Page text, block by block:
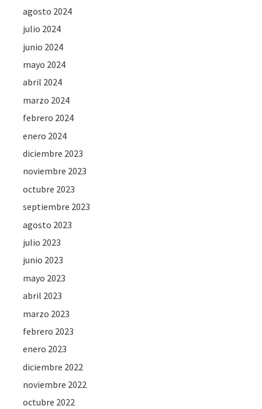
agosto 2024
julio 2024
junio 2024
mayo 2024
abril 2024
marzo 2024
febrero 2024
enero 2024
diciembre 2023
noviembre 2023
octubre 2023
septiembre 2023
agosto 2023
julio 2023
junio 2023
mayo 2023
abril 2023
marzo 2023
febrero 2023
enero 2023
diciembre 2022
noviembre 2022
octubre 2022